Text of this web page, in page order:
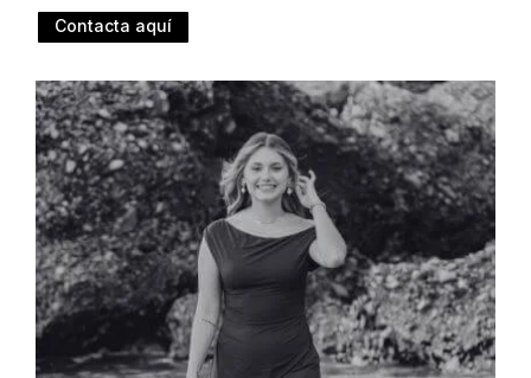
Contacta aquí